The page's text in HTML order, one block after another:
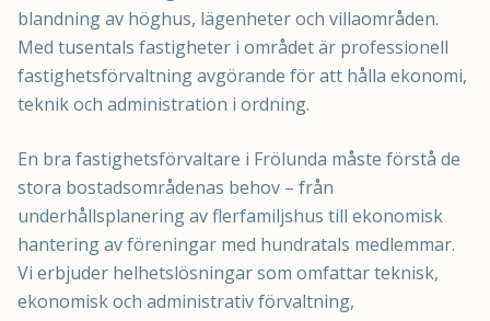
blandning av höghus, lägenheter och villaområden.
Med tusentals fastigheter i området är professionell
fastighetsförvaltning avgörande för att hålla ekonomi,
teknik och administration i ordning.
En bra fastighetsförvaltare i Frölunda måste förstå de
stora bostadsområdenas behov – från
underhållsplanering av flerfamiljshus till ekonomisk
hantering av föreningar med hundratals medlemmar.
Vi erbjuder helhetslösningar som omfattar teknisk,
ekonomisk och administrativ förvaltning,